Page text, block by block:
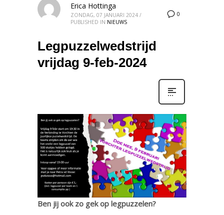
0
Erica Hottinga
ZONDAG, 07 JANUARI 2024 /
PUBLISHED IN NIEUWS
Legpuzzelwedstrijd
vrijdag 9-feb-2024
Ben jij ook zo gek op legpuzzelen?